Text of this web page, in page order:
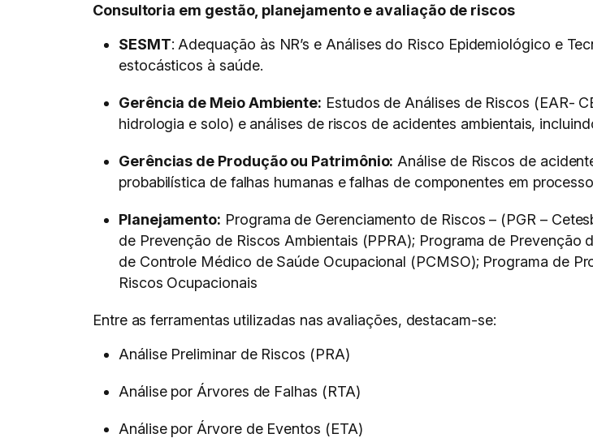
Consultoria em gestão, planejamento e avaliação de riscos
SESMT: Adequação às NR’s e Análises do Risco Epidemiológico e
estocásticos à saúde.
Gerência de Meio Ambiente: Estudos de Análises de Riscos (EAR-
hidrologia e solo) e análises de riscos de acidentes ambientais,
Gerências de Produção ou Patrimônio: Análise de Riscos de
probabilística de falhas humanas e falhas de componentes em
Planejamento: Programa de Gerenciamento de Riscos – (PGR –
de Prevenção de Riscos Ambientais (PPRA); Programa de Prevenção
de Controle Médico de Saúde Ocupacional (PCMSO); Programa de
Riscos Ocupacionais
Entre as ferramentas utilizadas nas avaliações, destacam-se:
Análise Preliminar de Riscos (PRA)
Análise por Árvores de Falhas (RTA)
Análise por Árvore de Eventos (ETA)